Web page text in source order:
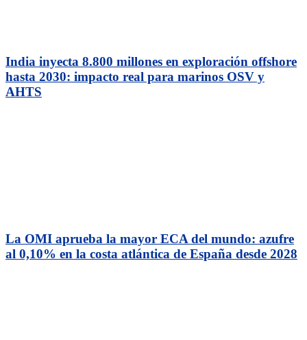
India inyecta 8.800 millones en exploración offshore
hasta 2030: impacto real para marinos OSV y
AHTS
La OMI aprueba la mayor ECA del mundo: azufre
al 0,10% en la costa atlántica de España desde 2028